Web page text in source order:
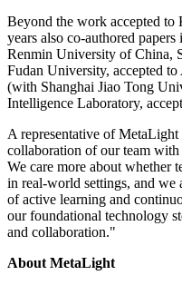
Beyond the work accepted
years also co-authored
Renmin University of China,
Fudan University, accepted
(with Shanghai Jiao Tong
Intelligence Laboratory,
A representative of
collaboration of our team
We care more about whether
in real-world settings, and we
of active learning and
our foundational technology
and collaboration."
About MetaLight